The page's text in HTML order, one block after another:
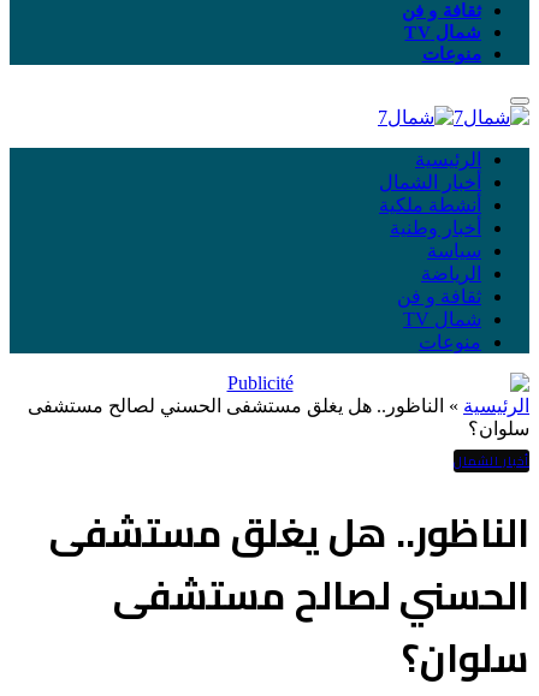
ثقافة و فن
شمال TV
منوعات
الرئيسية
أخبار الشمال
أنشطة ملكية
أخبار وطنية
سياسة
الرياضة
ثقافة و فن
شمال TV
منوعات
الرئيسية » الناظور.. هل يغلق مستشفى الحسني لصالح مستشفى
سلوان؟
أخبار الشمال
الناظور.. هل يغلق مستشفى
الحسني لصالح مستشفى
سلوان؟